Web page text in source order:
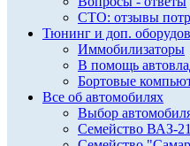
СТО: отзывы
Тюнинг и доп.
Иммобилизаторы
В помощь
Бортовые
Все об автомобилях
Выбор
Семейство ВАЗ-